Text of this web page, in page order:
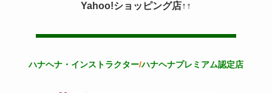
Yahoo!ショッピング店↑↑
ハナヘナ・インストラクター/ハナヘナプレミアム認定店